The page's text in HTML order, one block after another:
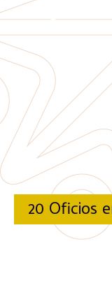
20 Oficios